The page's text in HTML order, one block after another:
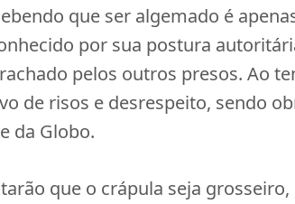
que ser algemado é
por sua postura
pelos outros presos. Ao
de risos e desrespeito, sendo
da Globo.
que o crápula seja